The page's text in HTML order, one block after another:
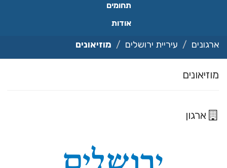
תחומים
אודות
ארגונים עיריית ירושלים מוזיאונים
מוזיאונים
ארגון